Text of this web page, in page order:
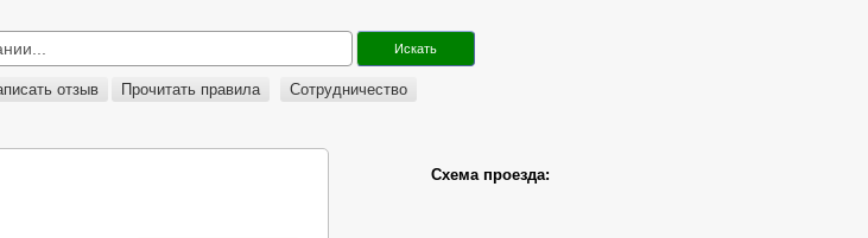
отзыв Прочитать правила Сотрудничество
Схема проезда: